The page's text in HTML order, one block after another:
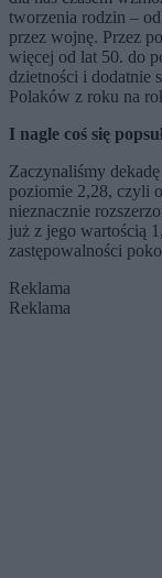
tworzenia rodzin –
przez wojnę. Przez
więcej od lat 50. do
dzietności i dodatnie
Polaków z roku na
I nagle coś się
Zaczynaliśmy
poziomie 2,28, czyli
nieznacznie
już z jego wartością
zastępowalności
Reklama
Reklama